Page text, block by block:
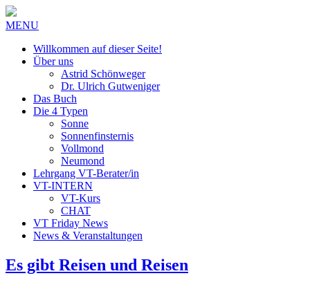
MENU
Willkommen auf dieser Seite!
Über uns
Astrid Schönweger
Dr. Ulrich Gutweniger
Das Buch
Die 4 Typen
Sonne
Sonnenfinsternis
Vollmond
Neumond
Lehrgang VT-Berater/in
VT-INTERN
VT-Kurs
CHAT
VT Friday News
News & Veranstaltungen
Es gibt Reisen und Reisen